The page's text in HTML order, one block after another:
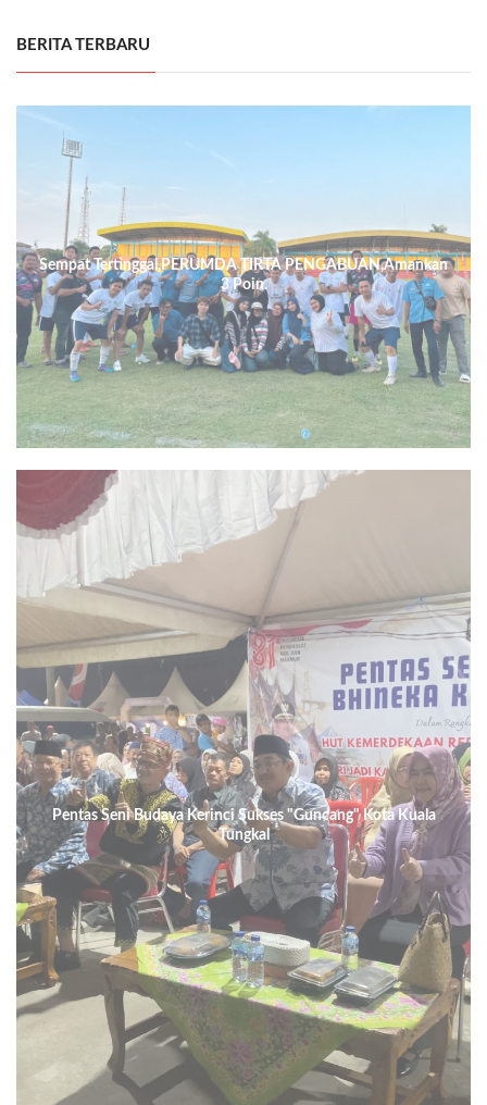
BERITA TERBARU
Sempat Tertinggal,PERUMDA TIRTA PENGABUAN,Amankan
3 Poin.
Pentas Seni Budaya Kerinci Sukses "Guncang" Kota Kuala
Tungkal